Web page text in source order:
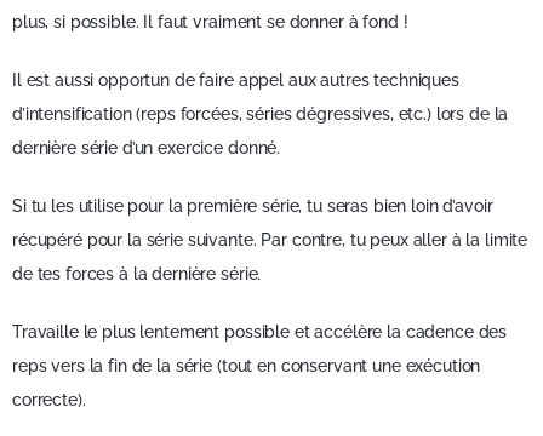
plus, si possible. Il faut vraiment se donner à fond !
Il est aussi opportun de faire appel aux autres techniques
d’intensification (reps forcées, séries dégressives, etc.) lors de la
dernière série d’un exercice donné.
Si tu les utilise pour la première série, tu seras bien loin d’avoir
récupéré pour la série suivante. Par contre, tu peux aller à la limite
de tes forces à la dernière série.
Travaille le plus lentement possible et accélère la cadence des
reps vers la fin de la série (tout en conservant une exécution
correcte).